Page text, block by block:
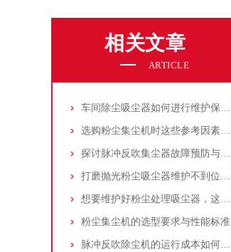
相关文章
ARTICLE
车间除尘吸尘器如何进行维护保养？
选购粉尘集尘机时这些参考因素很重要！
探讨脉冲反吹集尘器故障预防与维护要点
打磨抛光粉尘吸尘器维护不到位，那是你没有注意这些而已！
想要维护好粉尘处理吸尘器，这几个措施真的很重要！
粉尘集尘机的选型要求与性能标准
脉冲反吹除尘机的运行成本如何控制和优化？